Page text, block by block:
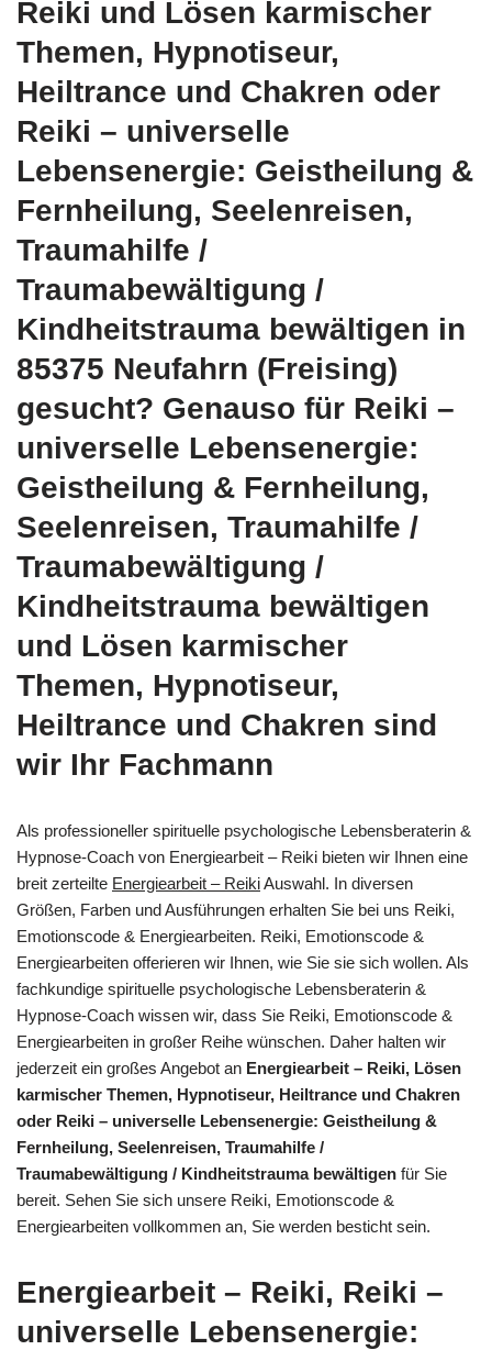
Reiki und Lösen karmischer
Themen, Hypnotiseur,
Heiltrance und Chakren oder
Reiki – universelle
Lebensenergie: Geistheilung &
Fernheilung, Seelenreisen,
Traumahilfe /
Traumabewältigung /
Kindheitstrauma bewältigen in
85375 Neufahrn (Freising)
gesucht? Genauso für Reiki –
universelle Lebensenergie:
Geistheilung & Fernheilung,
Seelenreisen, Traumahilfe /
Traumabewältigung /
Kindheitstrauma bewältigen
und Lösen karmischer
Themen, Hypnotiseur,
Heiltrance und Chakren sind
wir Ihr Fachmann
Als professioneller spirituelle psychologische Lebensberaterin &
Hypnose-Coach von Energiearbeit – Reiki bieten wir Ihnen eine
breit zerteilte Energiearbeit – ReikiAuswahl. In diversen
Größen, Farben und Ausführungen erhalten Sie bei uns Reiki,
Emotionscode & Energiearbeiten. Reiki, Emotionscode &
Energiearbeiten offerieren wir Ihnen, wie Sie sie sich wollen. Als
fachkundige spirituelle psychologische Lebensberaterin &
Hypnose-Coach wissen wir, dass Sie Reiki, Emotionscode &
Energiearbeiten in großer Reihe wünschen. Daher halten wir
jederzeit ein großes Angebot an Energiearbeit – Reiki, Lösen
karmischer Themen, Hypnotiseur, Heiltrance und Chakren
oder Reiki – universelle Lebensenergie: Geistheilung &
Fernheilung, Seelenreisen, Traumahilfe /
Traumabewältigung / Kindheitstrauma bewältigen für Sie
bereit. Sehen Sie sich unsere Reiki, Emotionscode &
Energiearbeiten vollkommen an, Sie werden besticht sein.
Energiearbeit – Reiki, Reiki –
universelle Lebensenergie: